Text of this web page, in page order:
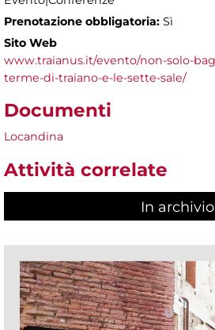
Prenotazione obbligatoria: Sì
Sito Web
www.traianus.it/evento/non-solo-
terme-di-traiano-e-le-sette-sale/
Documenti
Locandina
Attività correlate
In archivio